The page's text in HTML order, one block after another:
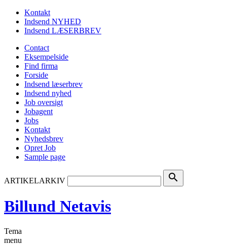
Kontakt
Indsend NYHED
Indsend LÆSERBREV
Contact
Eksempelside
Find firma
Forside
Indsend læserbrev
Indsend nyhed
Job oversigt
Jobagent
Jobs
Kontakt
Nyhedsbrev
Opret Job
Sample page
ARTIKELARKIV search
Billund Netavis
Tema
menu